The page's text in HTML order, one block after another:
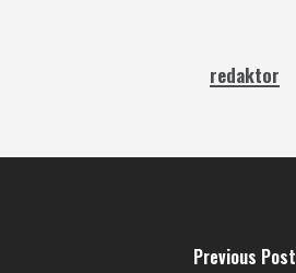
redaktor
Previous Post